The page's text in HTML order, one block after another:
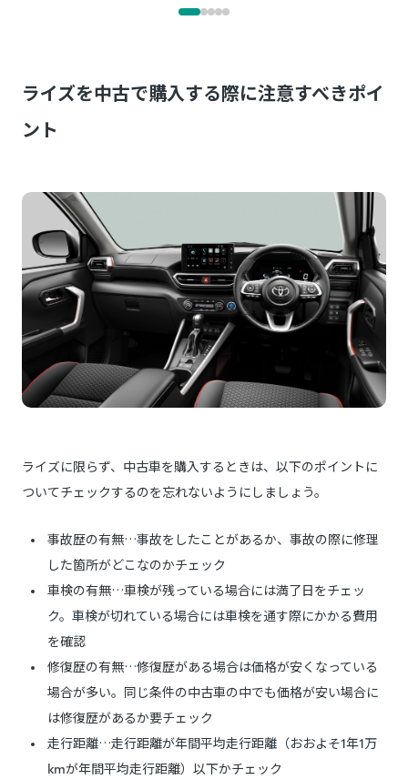
ライズを中古で購入する際に注意すべきポイ
ント
ライズに限らず、中古車を購入するときは、以下のポイントに
ついてチェックするのを忘れないようにしましょう。
事故歴の有無…事故をしたことがあるか、事故の際に修理
した箇所がどこなのかチェック
車検の有無…車検が残っている場合には満了日をチェッ
ク。車検が切れている場合には車検を通す際にかかる費用
を確認
修復歴の有無…修復歴がある場合は価格が安くなっている
場合が多い。同じ条件の中古車の中でも価格が安い場合に
は修復歴があるか要チェック
走行距離…走行距離が年間平均走行距離（おおよそ1年1万
kmが年間平均走行距離）以下かチェック